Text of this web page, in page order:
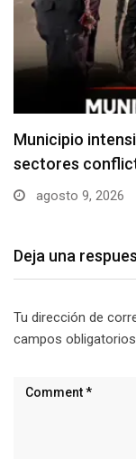
Cruz Roja firma
agosto 9, 2026
Deja una
Tu dirección de
campos